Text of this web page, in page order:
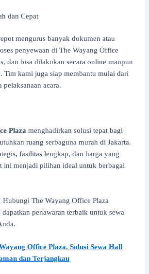
dan Cepat
mengurus banyak dokumen atau
penyewaan di The Wayang Office
dan bisa dilakukan secara online maupun
Tim kami juga siap membantu mulai dari
pelaksanaan acara.
Plazamenghadirkan solusi tepat bagi
ruang serbaguna murah di Jakarta.
fasilitas lengkap, dan harga yang
ini menjadi pilihan ideal untuk berbagai
Hubungi The Wayang Office Plaza
dapatkan penawaran terbaik untuk sewa
Office Plaza, Solusi Sewa Hall
dan Terjangkau